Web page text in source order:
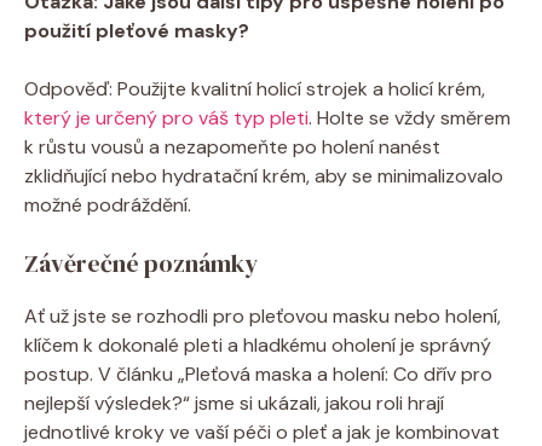
použití pleťové masky?
Odpověď: Použijte kvalitní holicí strojek a holicí krém,
který je určený pro váš typ pleti. Holte se vždy směrem
k růstu vousů a nezapomeňte po holení nanést
zklidňující nebo hydratační krém, aby se minimalizovalo
možné podráždění.
Závěrečné poznámky
Ať už jste se rozhodli pro pleťovou masku nebo holení,
klíčem k dokonalé pleti a hladkému oholení je správný
postup. V článku „Pleťová maska a holení: Co dřív pro
nejlepší výsledek?“ jsme si ukázali, jakou roli hrají
jednotlivé kroky ve vaší péči o pleť a jak je kombinovat